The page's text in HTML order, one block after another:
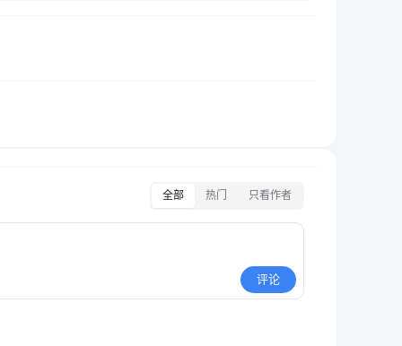
全部 热门 只看作者
评论